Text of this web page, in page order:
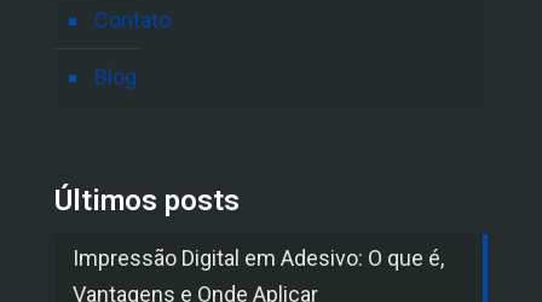
Contato
Blog
Últimos posts
Impressão Digital em Adesivo: O que é,
Vantagens e Onde Aplicar